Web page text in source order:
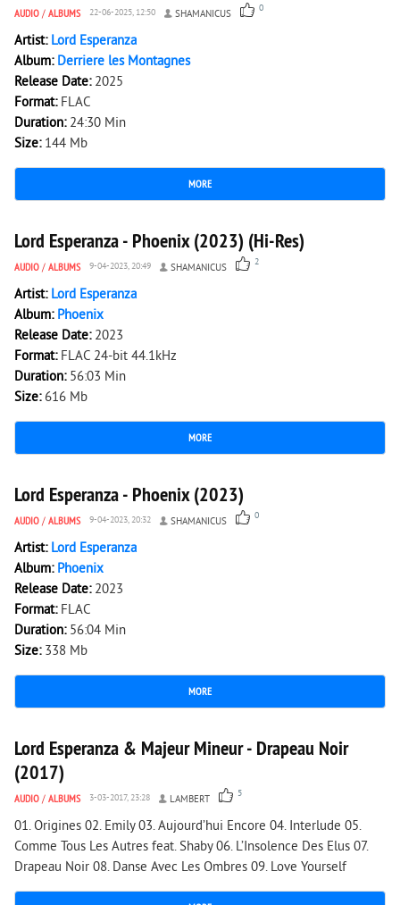
AUDIO / ALBUMS 22-06-2025, 12:50 SHAMANICUS 0
Artist: Lord Esperanza
Album: Derriere les Montagnes
Release Date: 2025
Format: FLAC
Duration: 24:30 Min
Size: 144 Mb
MORE
2 169 0
Lord Esperanza - Phoenix (2023) (Hi-Res)
AUDIO / ALBUMS 9-04-2023, 20:49 SHAMANICUS 2
Artist: Lord Esperanza
Album: Phoenix
Release Date: 2023
Format: FLAC 24-bit 44.1kHz
Duration: 56:03 Min
Size: 616 Mb
MORE
2 195 0
Lord Esperanza - Phoenix (2023)
AUDIO / ALBUMS 9-04-2023, 20:32 SHAMANICUS 0
Artist: Lord Esperanza
Album: Phoenix
Release Date: 2023
Format: FLAC
Duration: 56:04 Min
Size: 338 Mb
MORE
4 173 0
Lord Esperanza & Majeur Mineur - Drapeau Noir
(2017)
AUDIO / ALBUMS 3-03-2017, 23:28 LAMBERT 5
01. Origines 02. Emily 03. Aujourd’hui Encore 04. Interlude 05.
Comme Tous Les Autres feat. Shaby 06. L’Insolence Des Elus 07.
Drapeau Noir 08. Danse Avec Les Ombres 09. Love Yourself